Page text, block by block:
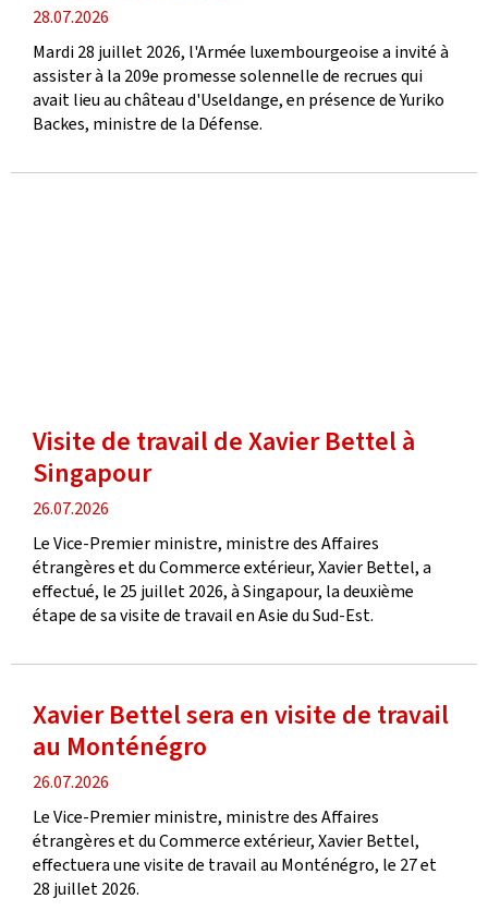
date
de
publication
28.07.2026
Mardi 28 juillet 2026, l'Armée luxembourgeoise a invité à
assister à la 209e promesse solennelle de recrues qui
avait lieu au château d'Useldange, en présence de Yuriko
Backes, ministre de la Défense.
Visite de travail de Xavier Bettel à
Singapour
date
de
publication
26.07.2026
Le Vice-Premier ministre, ministre des Affaires
étrangères et du Commerce extérieur, Xavier Bettel, a
effectué, le 25 juillet 2026, à Singapour, la deuxième
étape de sa visite de travail en Asie du Sud-Est.
Xavier Bettel sera en visite de travail
au Monténégro
date
de
publication
26.07.2026
Le Vice-Premier ministre, ministre des Affaires
étrangères et du Commerce extérieur, Xavier Bettel,
effectuera une visite de travail au Monténégro, le 27 et
28 juillet 2026.